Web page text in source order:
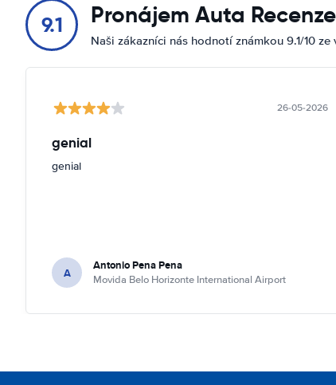
9.1 Pronájem Auta Recenze
Naši zákazníci nás hodnotí známkou 9.1/10 ze
26-05-2026
genial
genial
A Antonio Pena Pena
Movida Belo Horizonte International Airport